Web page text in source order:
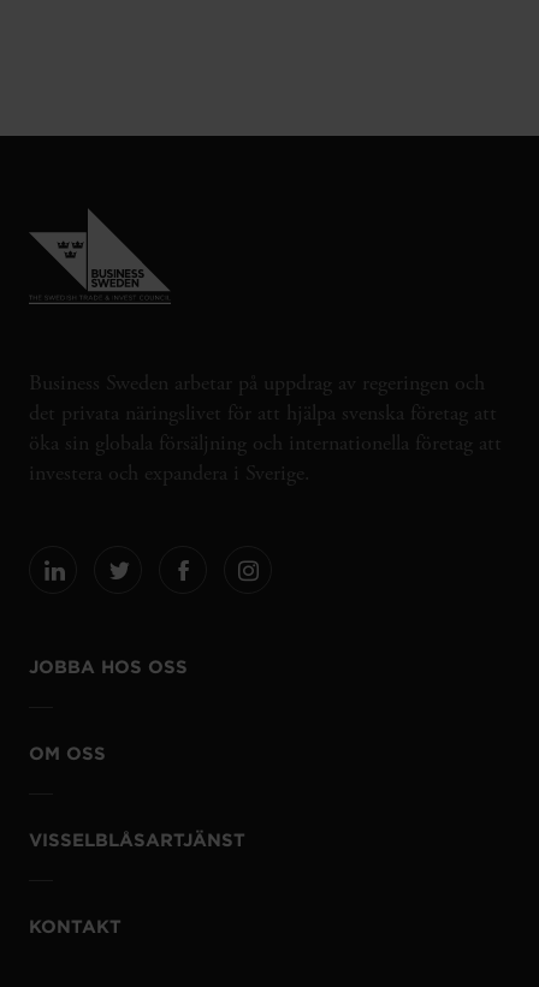
Business Sweden arbetar på uppdrag av regeringen och
det privata näringslivet för att hjälpa svenska företag att
öka sin globala försäljning och internationella företag att
investera och expandera i Sverige.
JOBBA HOS OSS
OM OSS
VISSELBLÅSARTJÄNST
KONTAKT